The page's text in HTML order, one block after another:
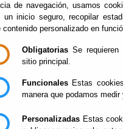
de navegación, usamos
un inicio seguro, recopilar
contenido personalizado en
Obligatorias Se
sitio principal.
Funcionales Estas
manera que podamos
Personalizadas Estas